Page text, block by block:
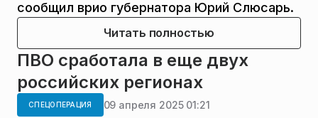
сообщил врио губернатора Юрий Слюсарь.
Читать полностью
ПВО сработала в еще двух
российских регионах
СПЕЦОПЕРАЦИЯ 09 апреля 2025 01:21